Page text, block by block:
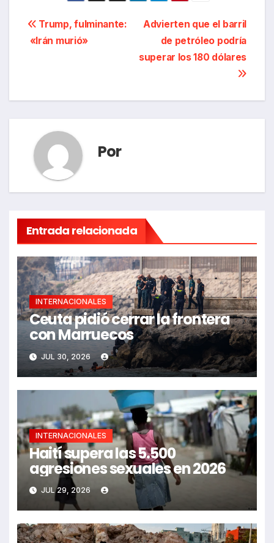
Navegación
de
Advierten que el barril
de petróleo podría
superar los 180 dólares
Trump, fulminante:
«Irán murió»
Por
Entrada relacionada
INTERNACIONALES
Ceuta pidió cerrar la frontera
con Marruecos
JUL 30, 2026
INTERNACIONALES
Haití supera las 5.500
agresiones sexuales en 2026
JUL 29, 2026